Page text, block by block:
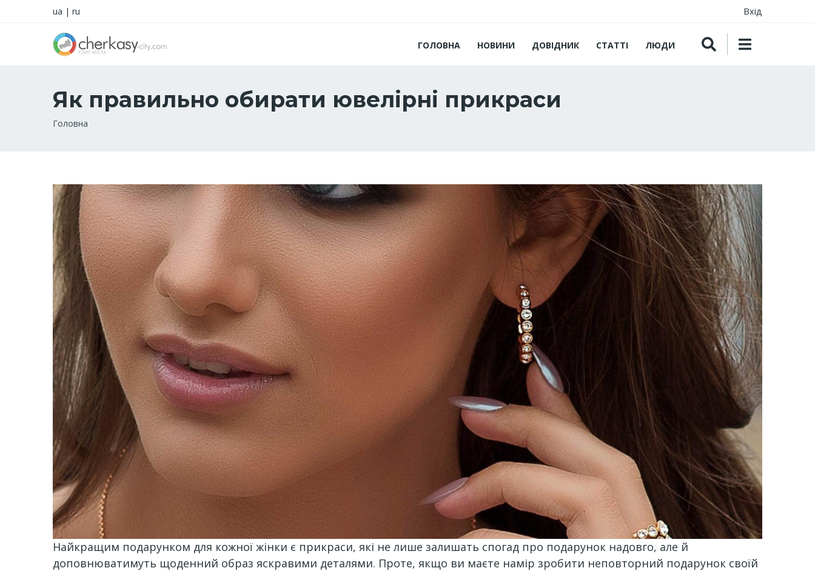
ua | ru Вхід
ГОЛОВНА НОВИНИ ДОВІДНИК СТАТТІ ЛЮДИ
Як правильно обирати ювелірні прикраси
Рядок
Головна
Найкращим подарунком для кожної жінки є прикраси, які не лише залишать спогад про подарунок надовго, але й
доповнюватимуть щоденний образ яскравими деталями. Проте, якщо ви маєте намір зробити неповторний подарунок своїй